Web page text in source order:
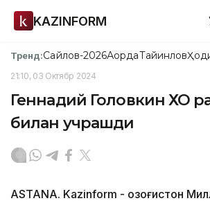
KAZINFORM
Тренд:Сайлов-2026АқордаТайинлов
21:10, 03 Октябр 2024
Геннадий Головкин ХОҚ
билан учрашди
ASTANA. Kazinform - Қозоғистон